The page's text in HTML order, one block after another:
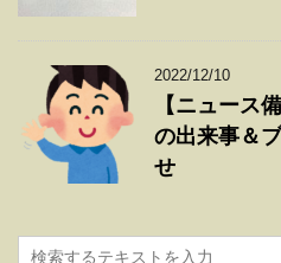
2022/12/10
【ニュース
の出来事＆
せ